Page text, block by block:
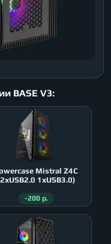
BASE V3:
Mistral Z4С
1xUSB3.0)
-200 р.